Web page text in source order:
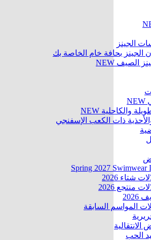
الجينز
الجينز بحافة خام الخاصة بك
الصيف NEW
NEW
والكاحلية NEW
ذات الكعب الإسفنجي
Spring 2027 Swimwear
شتاء 2026
منتجع 2026
المواسم السابقة
الانتقالية
الحب